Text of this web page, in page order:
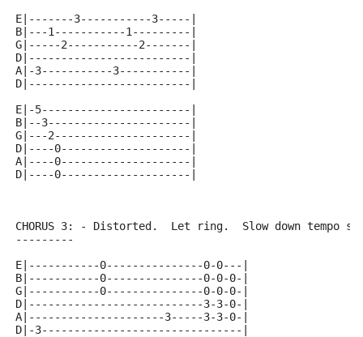
E|-------3-----------3-----|
B|---1-----------1---------|
G|-----2-----------2-------|
D|-------------------------|
A|-3-----------3-----------|
D|-------------------------|
E|-5-----------------------|
B|--3----------------------|
G|---2---------------------|
D|----0--------------------|
A|----0--------------------|
D|----0--------------------|
CHORUS 3: - Distorted.  Let ring.  Slow down tempo
---------
E|-----------0---------------0-0---|
B|-----------0---------------0-0-0-|
G|-----------0---------------0-0-0-|
D|---------------------------3-3-0-|
A|---------------------3-----3-3-0-|
D|-3-------------------------------|